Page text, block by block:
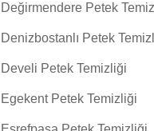
Değirmendere Petek
Denizbostanlı Petek
Develi Petek Temizliği
Egekent Petek Temizliği